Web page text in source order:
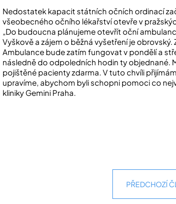
Nedostatek kapacit státních očních ordinací
všeobecného očního lékařství otevře v
„Do budoucna plánujeme otevřít oční
Vyškově a zájem o běžná vyšetření je
Ambulance bude zatím fungovat v pondělí a
následně do odpoledních hodin ty objednané.
pojištěné pacienty zdarma. V tuto chvíli
upravíme, abychom byli schopni pomoci co
kliniky Gemini Praha.
PŘEDCHOZÍ